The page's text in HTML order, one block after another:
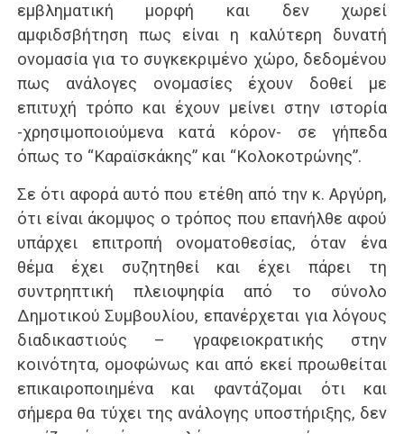
εμβληματική μορφή και δεν χωρεί
αμφιδσβήτηση πως είναι η καλύτερη δυνατή
ονομασία για το συγκεκριμένο χώρο, δεδομένου
πως ανάλογες ονομασίες έχουν δοθεί με
επιτυχή τρόπο και έχουν μείνει στην ιστορία
-χρησιμοποιούμενα κατά κόρον- σε γήπεδα
όπως το “Καραϊσκάκης” και “Κολοκοτρώνης”.
Σε ότι αφορά αυτό που ετέθη από την κ. Αργύρη,
ότι είναι άκομψος ο τρόπος που επανήλθε αφού
υπάρχει επιτροπή ονοματοθεσίας, όταν ένα
θέμα έχει συζητηθεί και έχει πάρει τη
συντρηπτική πλειοψηφία από το σύνολο
Δημοτικού Συμβουλίου, επανέρχεται για λόγους
διαδικαστιούς – γραφειοκρατικής στην
κοινότητα, ομοφώνως και από εκεί προωθείται
επικαιροποιημένα και φαντάζομαι ότι και
σήμερα θα τύχει της ανάλογης υποστήριξης, δεν